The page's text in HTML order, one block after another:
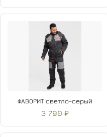
ФАВОРИТ светло-серый
3 790 ₽